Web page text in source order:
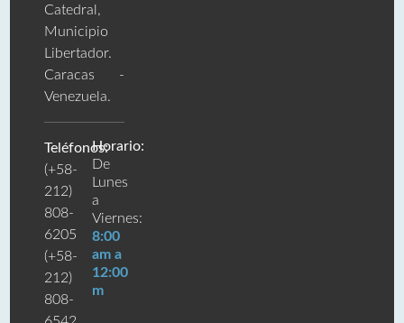
Catedral,
Municipio
Libertador.
Caracas -
Venezuela.
Teléfonos:
(+58-
212)
808-
6205
(+58-
212)
808-
Horario:
De
Lunes
a
Viernes:
8:00
am a
12:00
m